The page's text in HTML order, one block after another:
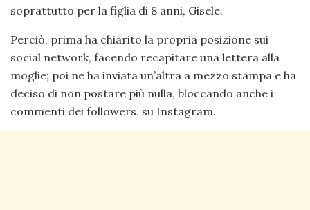
soprattutto per la figlia di 8 anni, Gisele.
Perciò, prima ha chiarito la propria posizione sui
social network, facendo recapitare una lettera alla
moglie; poi ne ha inviata un’altra a mezzo stampa e ha
deciso di non postare più nulla, bloccando anche i
commenti dei followers, su Instagram.